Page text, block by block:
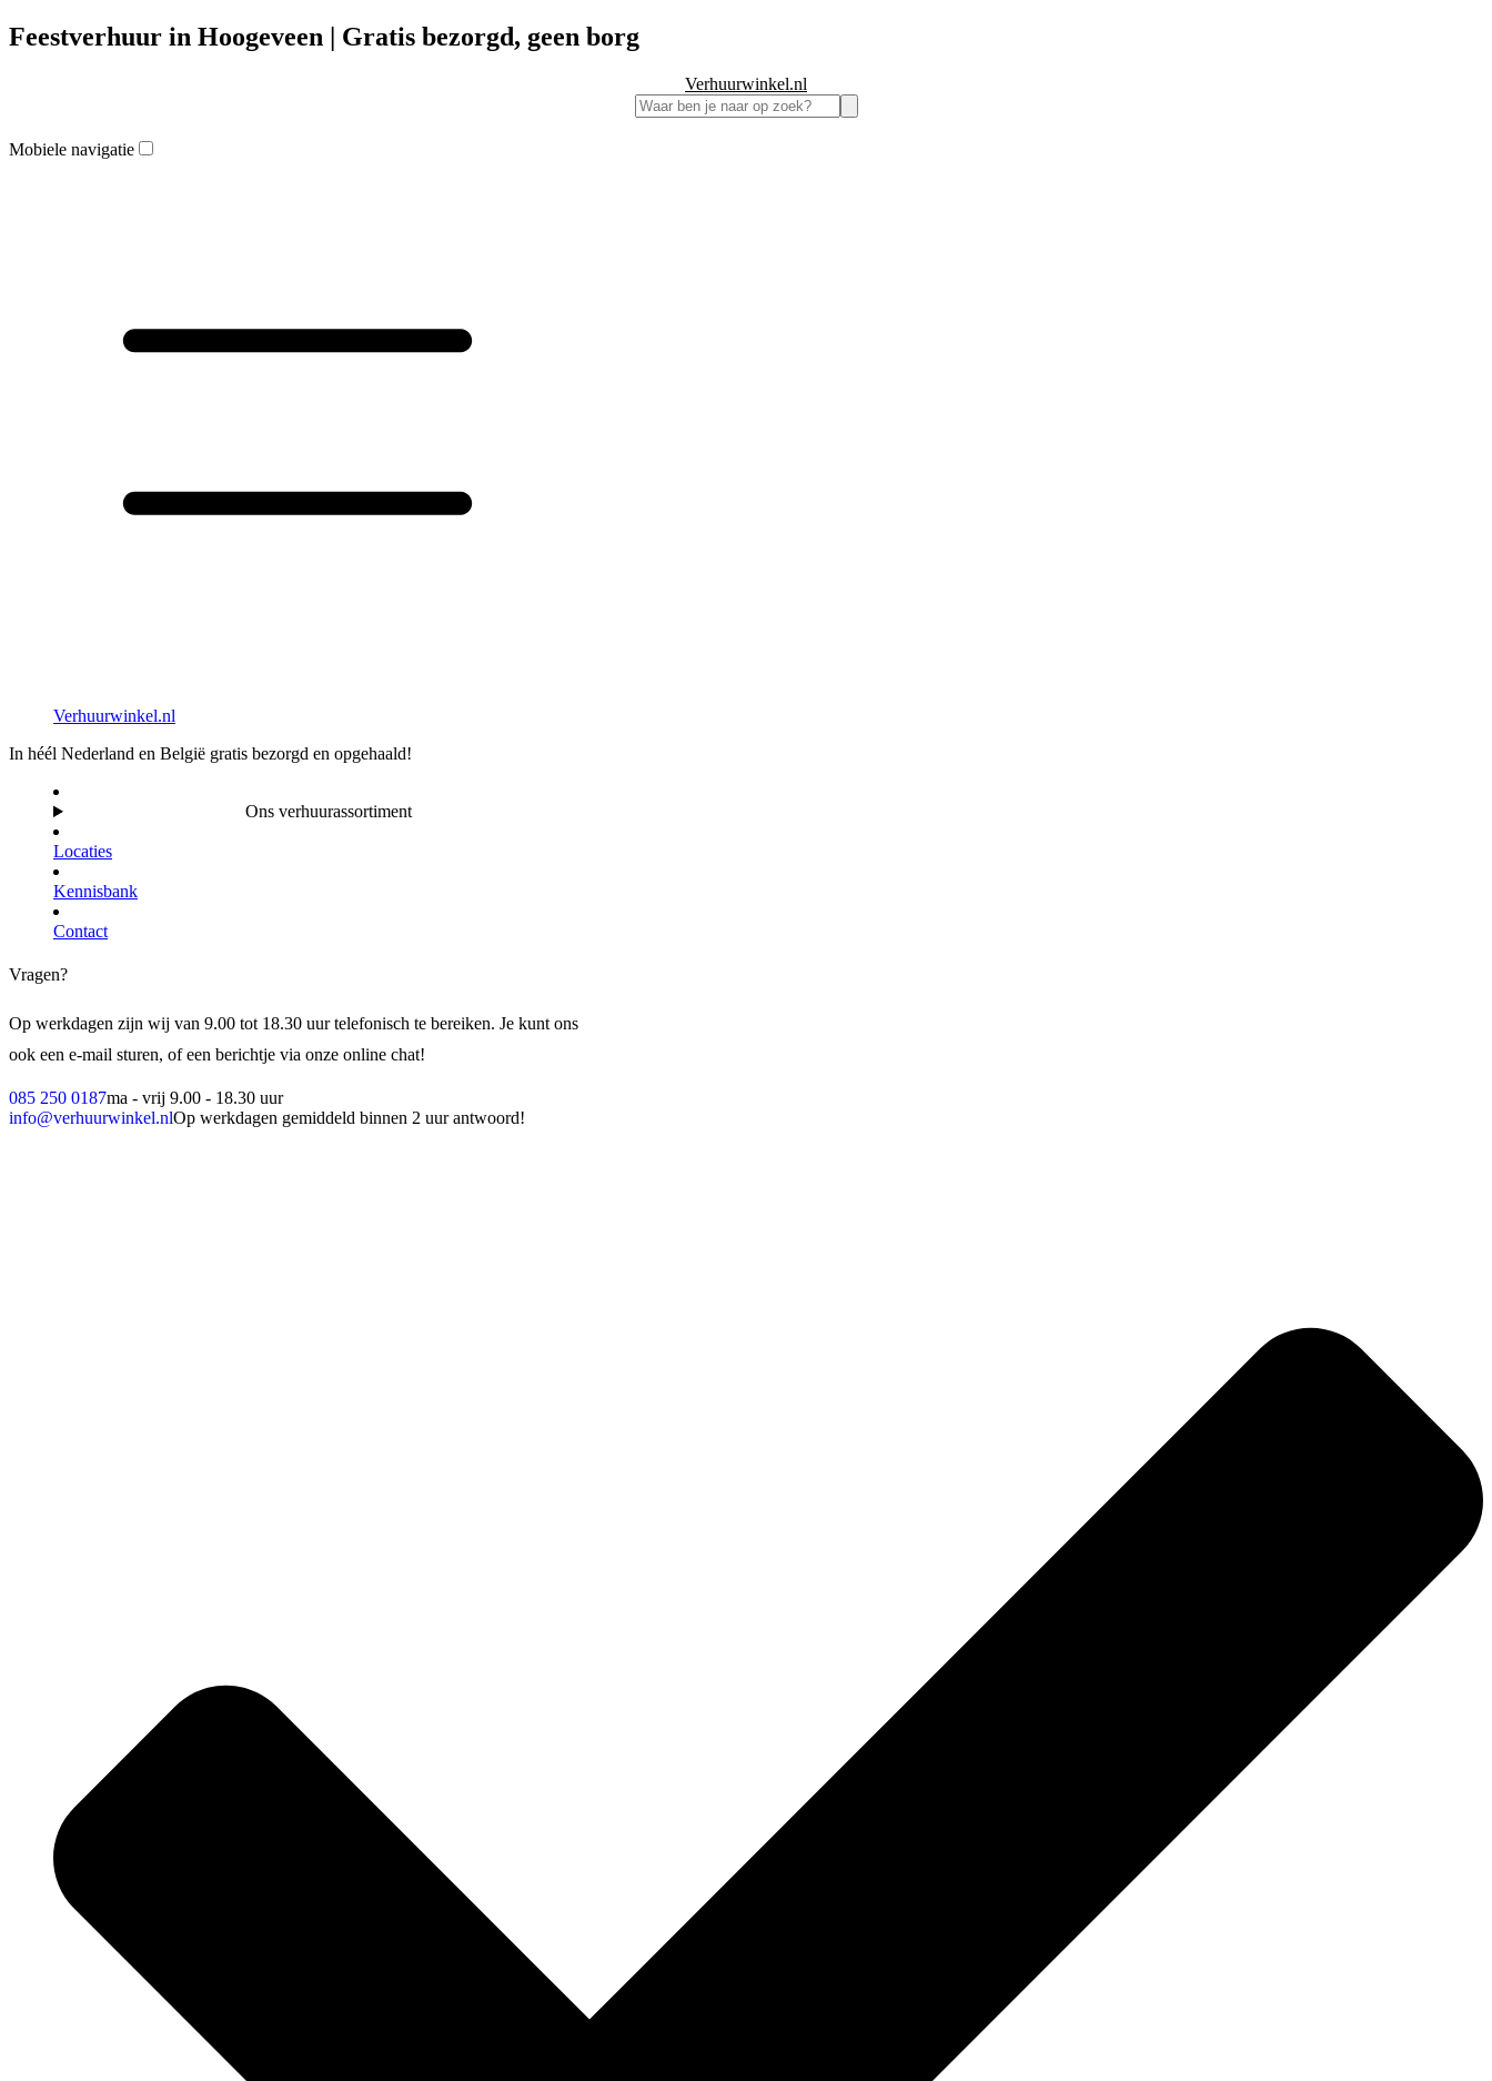
Feestverhuur in Hoogeveen | Gratis bezorgd, geen borg
Verhuurwinkel.nl
Mobiele navigatie
Verhuurwinkel.nl
In héél Nederland en België gratis bezorgd en opgehaald!
Ons verhuurassortiment
Locaties
Kennisbank
Contact
Vragen?
Op werkdagen zijn wij van 9.00 tot 18.30 uur telefonisch te bereiken. Je kunt ons
ook een e-mail sturen, of een berichtje via onze online chat!
085 250 0187ma - vrij 9.00 - 18.30 uur
info@verhuurwinkel.nlOp werkdagen gemiddeld binnen 2 uur antwoord!